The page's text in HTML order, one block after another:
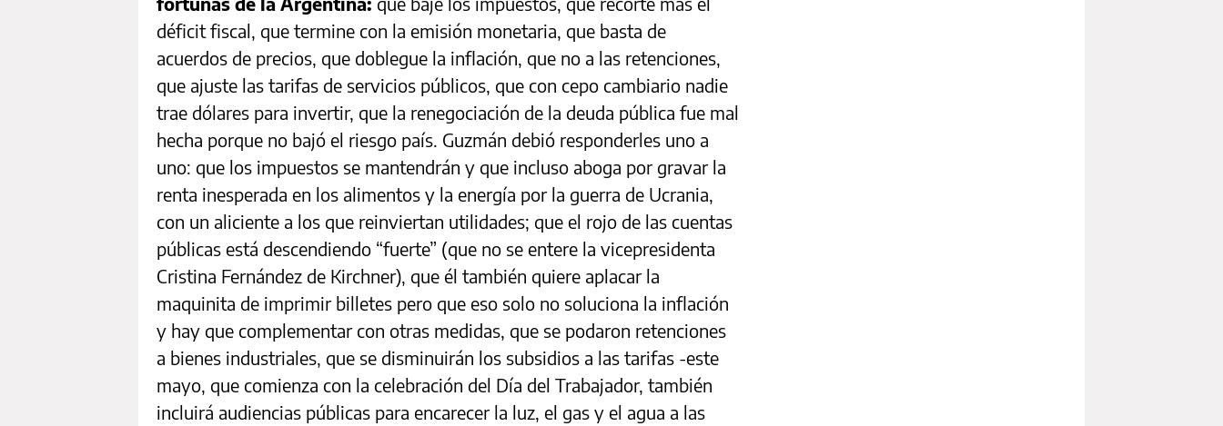
déficit fiscal, que termine con la emisión monetaria, que basta de
acuerdos de precios, que doblegue la inflación, que no a las retenciones,
que ajuste las tarifas de servicios públicos, que con cepo cambiario nadie
trae dólares para invertir, que la renegociación de la deuda pública fue mal
hecha porque no bajó el riesgo país. Guzmán debió responderles uno a
uno: que los impuestos se mantendrán y que incluso aboga por gravar la
renta inesperada en los alimentos y la energía por la guerra de Ucrania,
con un aliciente a los que reinviertan utilidades; que el rojo de las cuentas
públicas está descendiendo “fuerte” (que no se entere la vicepresidenta
Cristina Fernández de Kirchner), que él también quiere aplacar la
maquinita de imprimir billetes pero que eso solo no soluciona la inflación
y hay que complementar con otras medidas, que se podaron retenciones
a bienes industriales, que se disminuirán los subsidios a las tarifas -este
mayo, que comienza con la celebración del Día del Trabajador, también
incluirá audiencias públicas para encarecer la luz, el gas y el agua a las